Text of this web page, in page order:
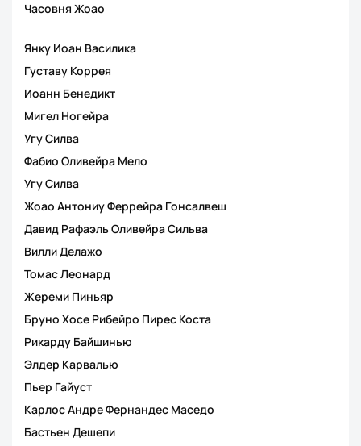
Часовня Жоао
Янку Иоан Василика
Густаву Коррея
Иоанн Бенедикт
Мигел Ногейра
Угу Силва
Фабио Оливейра Мело
Угу Силва
Жоао Антониу Феррейра Гонсалвеш
Давид Рафаэль Оливейра Сильва
Вилли Делажо
Томас Леонард
Жереми Пиньяр
Бруно Хосе Рибейро Пирес Коста
Рикарду Байшинью
Элдер Карвалью
Пьер Гайуст
Карлос Андре Фернандес Маседо
Бастьен Дешепи